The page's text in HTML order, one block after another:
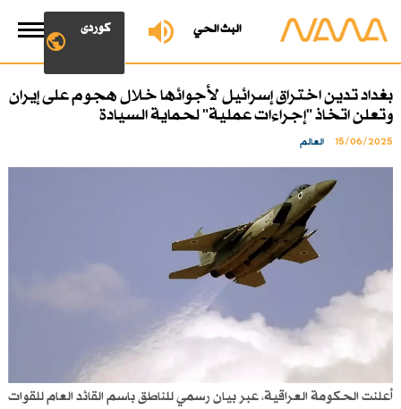
البث الحي کوردی
بغداد تدين اختراق إسرائيل لأجوائها خلال هجوم على إيران
وتعلن اتخاذ "إجراءات عملية" لحماية السيادة
15/06/2025 العالم
أعلنت الحكومة العراقية، عبر بيان رسمي للناطق باسم القائد العام للقوات